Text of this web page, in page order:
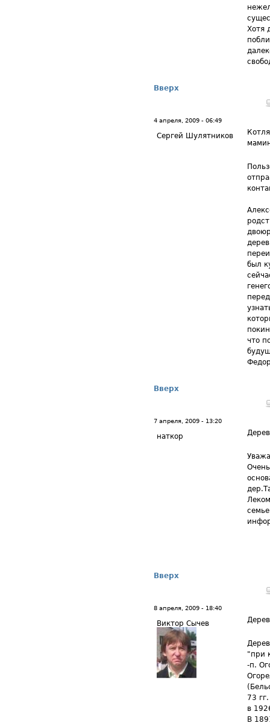
Хотя
Вверх
4 апреля, 2009 - 06:49
Сергей Шулятников
был
что
Вверх
7 апреля, 2009 - 13:20
наткор
Вверх
8 апреля, 2009 - 18:40
Виктор Сычев
"при
-п.
73
в
В